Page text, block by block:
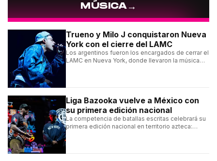
MÚSICA→
Trueno y Milo J conquistaron Nueva
York con el cierre del LAMC
Los argentinos fueron los encargados de cerrar el
LAMC en Nueva York, donde llevaron la música
Liga Bazooka vuelve a México con
su primera edición nacional
La competencia de batallas escritas celebrará su
primera edición nacional en territorio azteca: